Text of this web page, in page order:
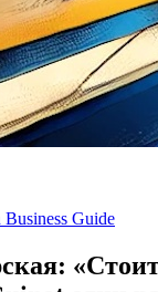
Business Guide